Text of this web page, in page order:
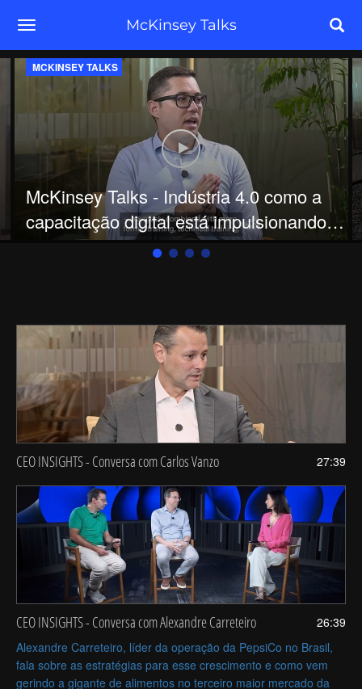
toggle navigationMcKinsey Talks
impacto real da gen AI nos negócios - e o que vem depois
Play video McKinsey Talks -
MCKINSEY TALKS
McKinsey Talks - Indústria 4.0 como a
capacitação digital está impulsionando a
operação da Unilever
27:39
CEO INSIGHTS - Conversa com Carlos Vanzo
26:39
CEO INSIGHTS - Conversa com Alexandre Carreteiro
Alexandre Carreteiro, líder da operação da PepsiCo no Brasil,
fala sobre as estratégias para esse crescimento e como vem
gerindo a gigante de alimentos no terceiro maior mercado da